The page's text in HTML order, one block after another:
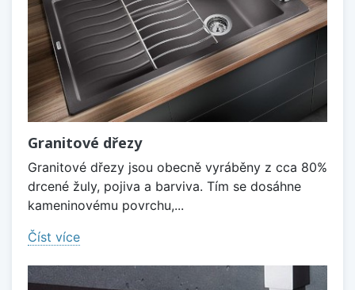
Granitové dřezy
Granitové dřezy jsou obecně vyráběny z cca 80%
drcené žuly, pojiva a barviva. Tím se dosáhne
kameninovému povrchu,...
Číst více